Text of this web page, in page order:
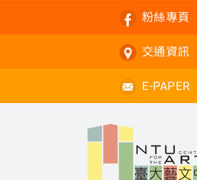
粉絲專頁
交通資訊
E-PAPER